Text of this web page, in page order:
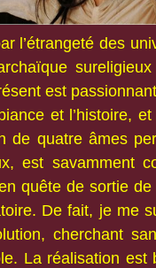
l’étrangeté des
est
et l’histoire,
de quatre âmes
est savamment
quête de sortie
De fait, je me
cherchant
La réalisation